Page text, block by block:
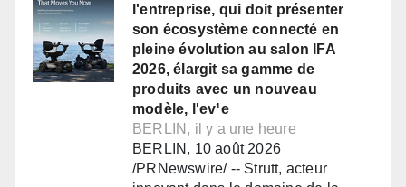
l'entreprise, qui doit présenter
son écosystème connecté en
pleine évolution au salon IFA
2026, élargit sa gamme de
produits avec un nouveau
modèle, l'ev¹e
BERLIN, il y a une heure
BERLIN, 10 août 2026
/PRNewswire/ -- Strutt, acteur